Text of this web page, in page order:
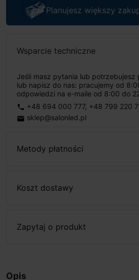
Planujesz większy
Wsparcie techniczne
Jeśli masz pytania lub potrzebujesz
lub napisz do nas: pracujemy od
odpowiedzi na e-maile od 8:00 do
phone +48 694 000 777, +48 799 220
email sklep@salonled.pl
Metody płatności
Koszt dostawy
Zapytaj o produkt
Opis